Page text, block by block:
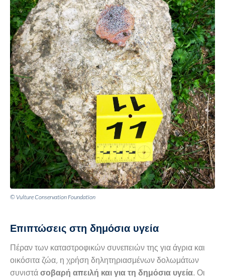
© Vulture Conservation Foundation
Επιπτώσεις στη δημόσια υγεία
Πέραν των καταστροφικών συνεπειών της για άγρια και
οικόσιτα ζώα, η χρήση δηλητηριασμένων δολωμάτων
συνιστά σοβαρή απειλή και για τη δημόσια υγεία. Οι